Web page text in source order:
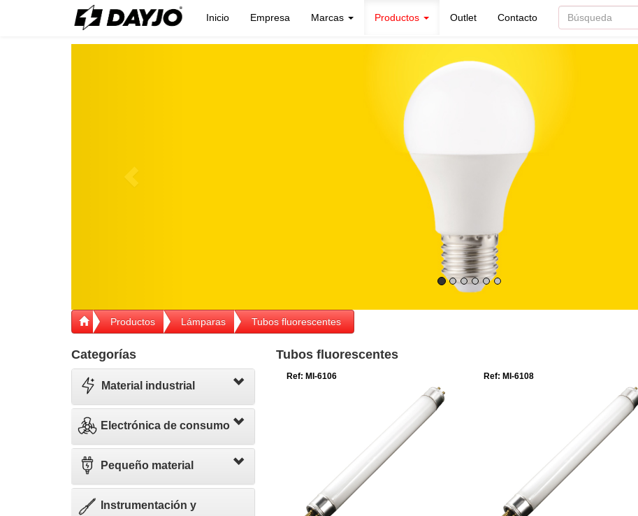
Inicio Empresa Marcas Productos Outlet Contacto
Productos Lámparas Tubos fluorescentes
Categorías
Material industrial
Electrónica de consumo
Pequeño material
Instrumentación y
Tubos fluorescentes
Ref: MI-6106 Ref: MI-6108